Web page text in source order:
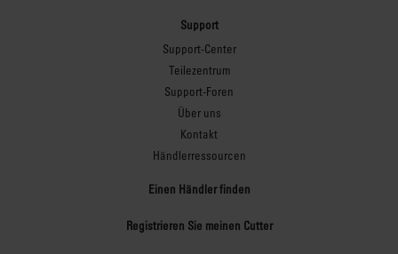
Support
Support-Center
Teilezentrum
Support-Foren
Über uns
Kontakt
Händlerressourcen
Einen Händler finden
Registrieren Sie meinen Cutter